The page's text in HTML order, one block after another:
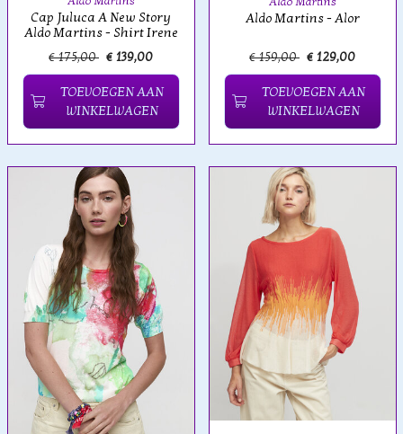
Cap Juluca A New Story
Aldo Martins - Shirt Irene
€ 175,00 € 139,00
TOEVOEGEN AAN
WINKELWAGEN
Aldo Martins - Alor
€ 159,00 € 129,00
TOEVOEGEN AAN
WINKELWAGEN